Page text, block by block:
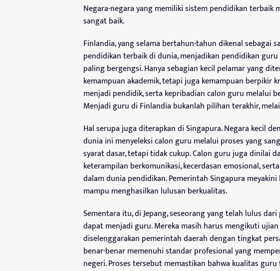
Negara-negara yang memiliki sistem pendidikan terbaik
sangat baik.
Finlandia, yang selama bertahun-tahun dikenal sebagai
pendidikan terbaik di dunia, menjadikan pendidikan
paling bergengsi. Hanya sebagian kecil pelamar yang
kemampuan akademik, tetapi juga kemampuan berpikir
menjadi pendidik, serta kepribadian calon guru melalui
Menjadi guru di Finlandia bukanlah pilihan terakhir,
Hal serupa juga diterapkan di Singapura. Negara kecil
dunia ini menyeleksi calon guru melalui proses yang
syarat dasar, tetapi tidak cukup. Calon guru juga dinilai
keterampilan berkomunikasi, kecerdasan emosional,
dalam dunia pendidikan. Pemerintah Singapura
mampu menghasilkan lulusan berkualitas.
Sementara itu, di Jepang, seseorang yang telah lulus
dapat menjadi guru. Mereka masih harus mengikuti
diselenggarakan pemerintah daerah dengan tingkat
benar-benar memenuhi standar profesional yang
negeri. Proses tersebut memastikan bahwa kualitas